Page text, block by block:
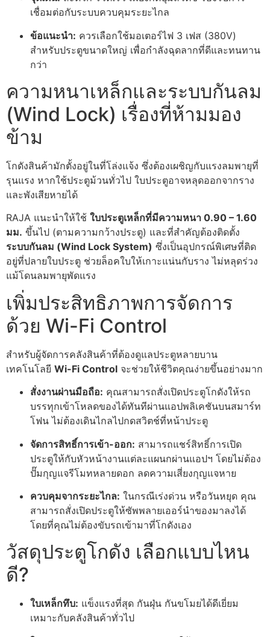
เชื่อมต่อกับระบบควบคุมระยะไกล
ข้อแนะนำ: ควรเลือกใช้มอเตอร์ไฟ 3 เฟส (380V)
สำหรับประตูขนาดใหญ่ เพื่อกำลังฉุดลากที่ดีและทนทาน
กว่า
ความหนาเหล็กและระบบกันลม
(Wind Lock) เรื่องที่ห้ามมอง
ข้าม
โกดังสินค้ามักตั้งอยู่ในที่โล่งแจ้ง ซึ่งต้องเผชิญกับแรงลมพายุที่
รุนแรง หากใช้ประตูม้วนทั่วไป ใบประตูอาจหลุดออกจากราง
และพังเสียหายได้
RAJA แนะนำให้ใช้ ใบประตูเหล็กที่มีความหนา 0.90 – 1.60
มม. ขึ้นไป (ตามความกว้างประตู) และที่สำคัญต้องติดตั้ง
ระบบกันลม (Wind Lock System) ซึ่งเป็นอุปกรณ์พิเศษที่ติด
อยู่ที่ปลายใบประตู ช่วยล็อคใบให้เกาะแน่นกับราง ไม่หลุดร่วง
แม้โดนลมพายุพัดแรง
เพิ่มประสิทธิภาพการจัดการ
ด้วย Wi-Fi Control
สำหรับผู้จัดการคลังสินค้าที่ต้องดูแลประตูหลายบาน
เทคโนโลยี Wi-Fi Control จะช่วยให้ชีวิตคุณง่ายขึ้นอย่างมาก
สั่งงานผ่านมือถือ: คุณสามารถสั่งเปิดประตูโกดังให้รถ
บรรทุกเข้าโหลดของได้ทันทีผ่านแอปพลิเคชันบนสมาร์ท
โฟน ไม่ต้องเดินไกลไปกดสวิตช์ที่หน้าประตู
จัดการสิทธิ์การเข้า-ออก: สามารถแชร์สิทธิ์การเปิด
ประตูให้กับหัวหน้างานแต่ละแผนกผ่านแอปฯ โดยไม่ต้อง
ปั๊มกุญแจรีโมทหลายดอก ลดความเสี่ยงกุญแจหาย
ควบคุมจากระยะไกล: ในกรณีเร่งด่วน หรือวันหยุด คุณ
สามารถสั่งเปิดประตูให้ซัพพลายเออร์นำของมาลงได้
โดยที่คุณไม่ต้องขับรถเข้ามาที่โกดังเอง
วัสดุประตูโกดัง เลือกแบบไหน
ดี?
ใบเหล็กทึบ: แข็งแรงที่สุด กันฝุ่น กันขโมยได้ดีเยี่ยม
เหมาะกับคลังสินค้าทั่วไป